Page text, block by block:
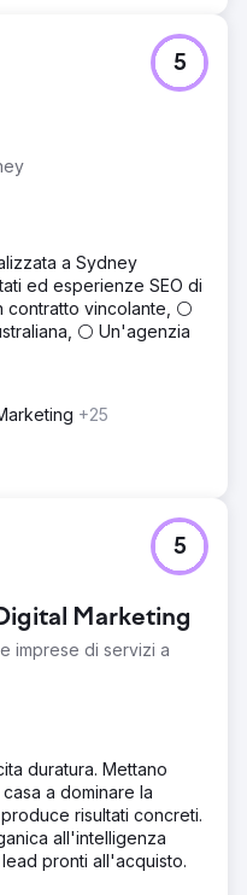
continui di branding,
con piccoli segmenti,
rapida e calibrazione
potenzia
esponenziale.
5
a Sydney
ed esperienze SEO di
vincolante, ⚪
⚪ Un'agenzia
+25
Marketing
imprese di servizi a
5
duratura. Mettano
a dominare la
risultati concreti.
all'intelligenza
pronti all'acquisto.